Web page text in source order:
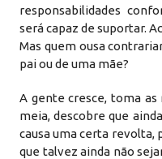
responsabilidades
será capaz de suportar.
Mas quem ousa
pai ou de uma mãe?
A gente cresce, toma
meia, descobre que
causa uma certa revolta,
que talvez ainda não